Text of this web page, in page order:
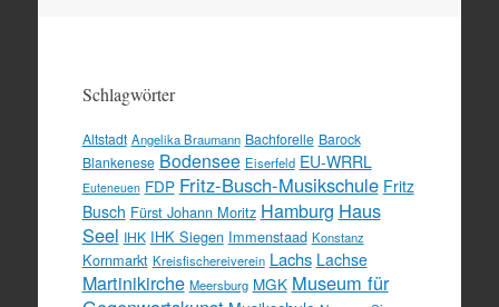
Schlagwörter
Altstadt Angelika Braumann Bachforelle Barock
Blankenese Bodensee Eiserfeld EU-WRRL
Euteneuen FDP Fritz-Busch-Musikschule Fritz
Busch Fürst Johann Moritz Hamburg Haus
Seel IHK IHK Siegen Immenstaad Konstanz
Kornmarkt Kreisfischereiverein Lachs Lachse
Martinikirche Meersburg MGK Museum für